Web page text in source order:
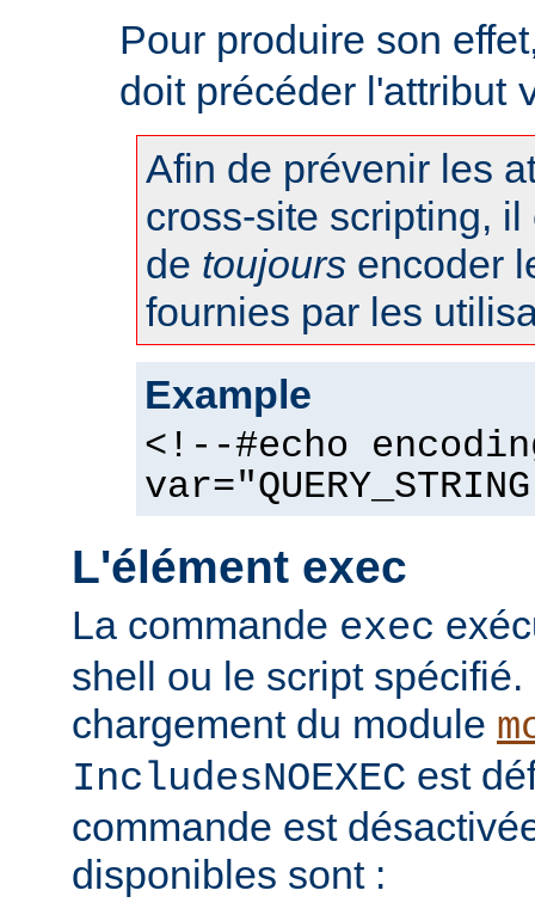
Pour produire son
doit précéder l'attribut
Afin de prévenir les
cross-site scripting,
de toujours encoder
fournies par les
Example
<!--#echo
L'élément exec
La commande exec
shell ou le script
chargement du module
IncludesNOEXEC est
commande est
disponibles sont :